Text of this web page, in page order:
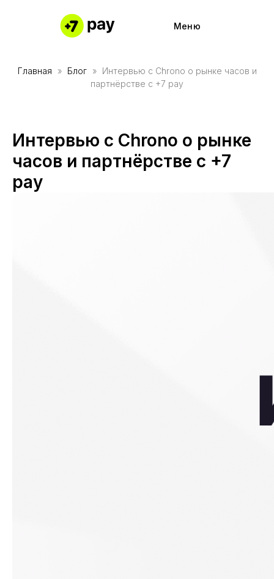
Меню
Наше
Частями
Главная Блог
Интервью с Chrono о рынке часов и
партнёрстве с +7 pay
Интервью с Chrono о рынке
часов и партнёрстве с +7
pay